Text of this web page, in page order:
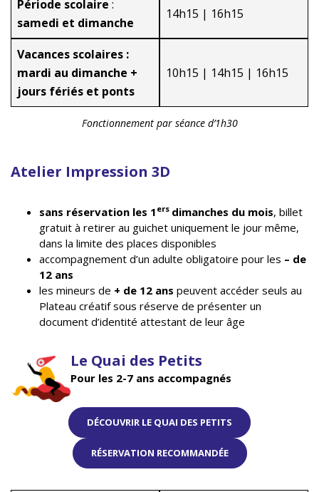
Période scolaire :
samedi et dimanche
14h15 | 16h15
Vacances scolaires :
mardi au dimanche +
jours fériés et ponts
10h15 | 14h15 | 16h15
Fonctionnement par séance d’1h30
Atelier Impression 3D
sans réservation les 1 ers dimanches du mois, billet
gratuit à retirer au guichet uniquement le jour même,
dans la limite des places disponibles
accompagnement d’un adulte obligatoire pour les – de
12 ans
les mineurs de + de 12 ans peuvent accéder seuls au
Plateau créatif sous réserve de présenter un
document d’identité attestant de leur âge
Le Quai des Petits
Pour les 2-7 ans accompagnés
DÉCOUVRIR LE QUAI DES PETITS
RÉSERVATION RECOMMANDÉE